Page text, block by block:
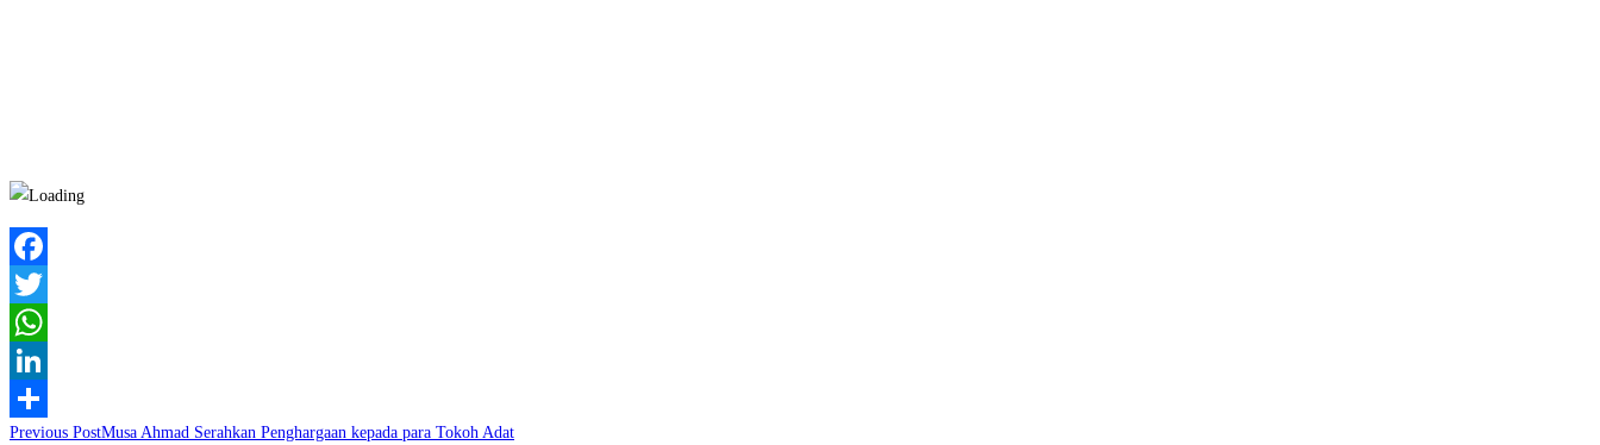
Facebook
Twitter
WhatsApp
LinkedIn
Share
Read
Previous PostMusa Ahmad Serahkan Penghargaan kepada para Tokoh Adat